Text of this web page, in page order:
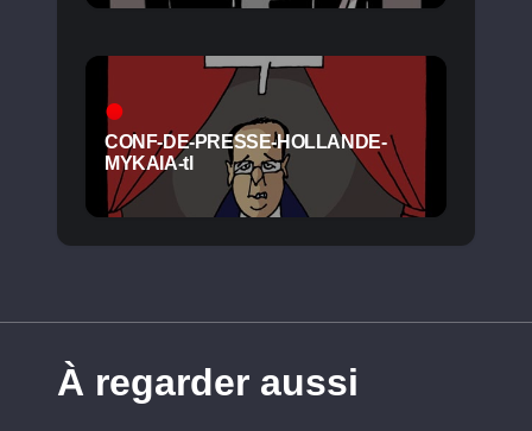
CONF-DE-PRESSE-HOLLANDE-
MYKAIA-tl
À regarder aussi